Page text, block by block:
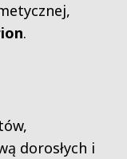
.
dorosłych i